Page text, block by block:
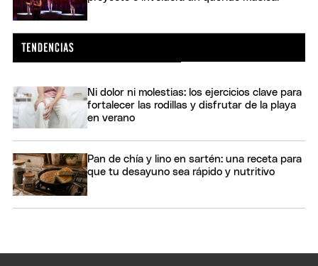
Ni dolor ni molestias: los ejercicios clave para
fortalecer las rodillas y disfrutar de la playa
en verano
Pan de chía y lino en sartén: una receta para
que tu desayuno sea rápido y nutritivo